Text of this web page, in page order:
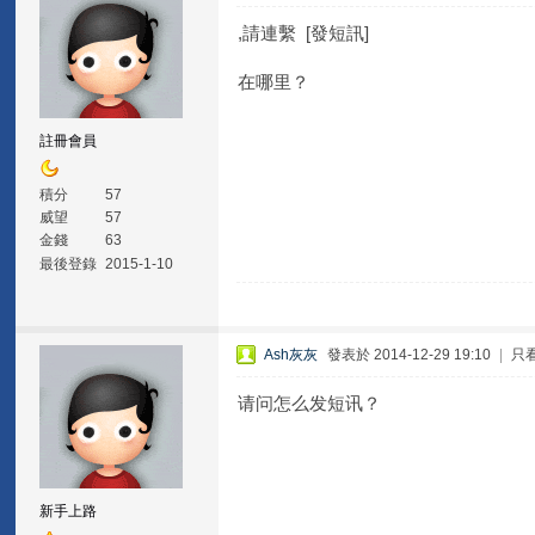
註冊會員
積分
57
威望
57
金錢
63
最後登錄 2015-1-10
,請連繫 [發短訊]
在哪里？
新手上路
Ash灰灰 發表於 2014-12-29 19:10 只
请问怎么发短讯？